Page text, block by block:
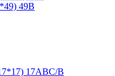
49B